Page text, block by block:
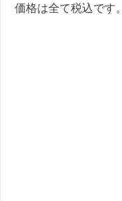
価格は全て税込です。